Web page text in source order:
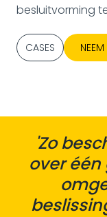
besluitvorming
CASES
'Zo
over